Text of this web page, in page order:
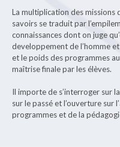
La multiplication des missions
savoirs se traduit par
connaissances dont on juge
developpement de l’homme
et le poids des programmes
maîtrise finale par les élèves.
Il importe de s’interroger sur
sur le passé et l’ouverture sur
programmes et de la